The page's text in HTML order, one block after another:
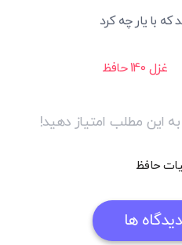
که با یار چه کرد
غزل 140 حافظ
به این مطلب امتیاز دهید!
حافظ
ها